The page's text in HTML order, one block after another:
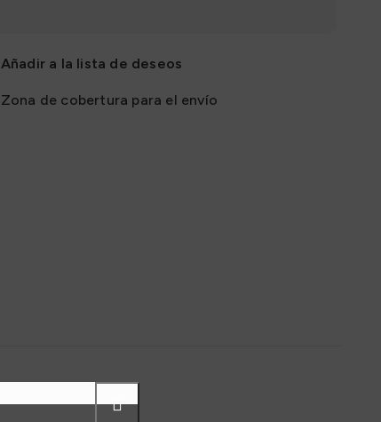
Añadir a la lista de deseos
Zona de cobertura para el envío